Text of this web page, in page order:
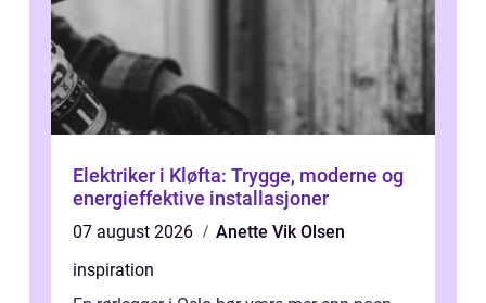
Elektriker i Kløfta: Trygge, moderne og
energieffektive installasjoner
07 august 2026
Anette Vik Olsen
inspiration